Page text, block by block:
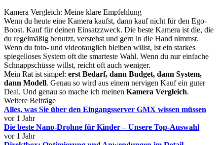
Kamera Vergleich: Meine klare Empfehlung
Wenn du heute eine Kamera kaufst, dann kauf nicht für den Ego-
Boost. Kauf für deinen Einsatzzweck. Die beste Kamera ist die, die
du regelmäßig benutzt, verstehst und gern in die Hand nimmst.
Wenn du foto- und videotauglich bleiben willst, ist ein starkes
spiegelloses System oft die smarteste Wahl. Wenn du nur einfache
Schnappschüsse willst, reicht oft auch weniger.
Mein Rat ist simpel: erst Bedarf, dann Budget, dann System,
dann Modell. Genau so wird aus einem nervigen Kauf ein guter
Deal. Und genau so mache ich meinen Kamera Vergleich.
Weitere Beiträge
Alles, was Sie über den Eingangsserver GMX wissen müssen
vor 1 Jahr
Die beste Nano-Drohne für Kinder – Unsere Top-Auswahl
vor 1 Jahr